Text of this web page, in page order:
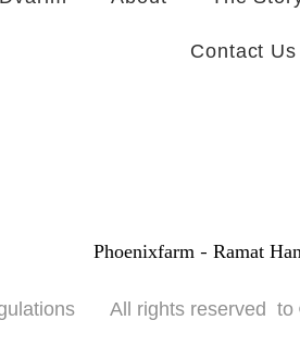
Contact Us
Phoenixfarm - Ramat
All rights reserved to